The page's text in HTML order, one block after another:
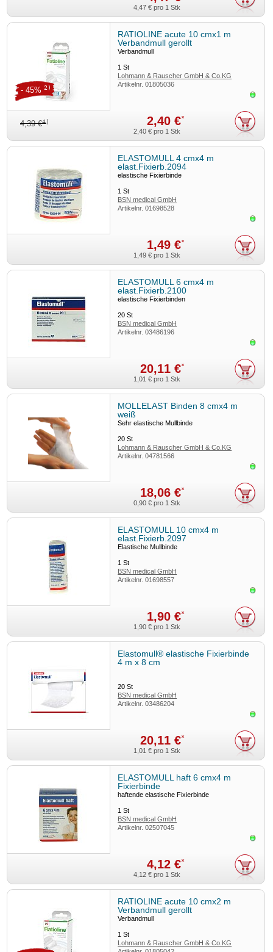
4,47 € pro 1 Stk
RATIOLINE acute 10 cmx1 m
Verbandmull gerollt
Verbandmull
1St
Lohmann & Rauscher GmbH & Co.KG
Artikelnr.01805036
4,39 €4) 2,40 €*
- 45% 2)
2,40 € pro 1 Stk
ELASTOMULL 4 cmx4 m
elast.Fixierb.2094
elastische Fixierbinde
1St
BSN medical GmbH
Artikelnr.01698528
1,49 €*
1,49 € pro 1 Stk
ELASTOMULL 6 cmx4 m
elast.Fixierb.2100
elastische Fixierbinden
20St
BSN medical GmbH
Artikelnr.03486196
20,11 €*
1,01 € pro 1 Stk
MOLLELAST Binden 8 cmx4 m
weiß
Sehr elastische Mullbinde
20St
Lohmann & Rauscher GmbH & Co.KG
Artikelnr.04781566
18,06 €*
0,90 € pro 1 Stk
ELASTOMULL 10 cmx4 m
elast.Fixierb.2097
Elastische Mullbinde
1St
BSN medical GmbH
Artikelnr.01698557
1,90 €*
1,90 € pro 1 Stk
Elastomull® elastische Fixierbinde
4 m x 8 cm
20St
BSN medical GmbH
Artikelnr.03486204
20,11 €*
1,01 € pro 1 Stk
ELASTOMULL haft 6 cmx4 m
Fixierbinde
haftende elastische Fixierbinde
1St
BSN medical GmbH
Artikelnr.02507045
4,12 €*
4,12 € pro 1 Stk
RATIOLINE acute 10 cmx2 m
Verbandmull gerollt
Verbandmull
1St
Lohmann & Rauscher GmbH & Co.KG